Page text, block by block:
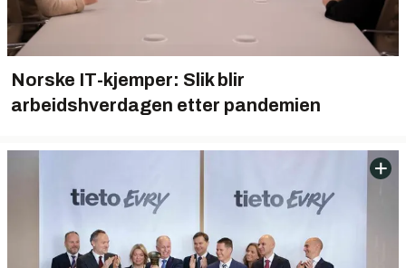
Norske IT-kjemper: Slik blir
arbeidshverdagen etter pandemien